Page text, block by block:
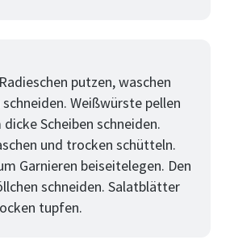
putzen, waschen
schneiden. Weißwürste pellen
Scheiben schneiden.
und trocken schütteln.
Garnieren beiseitelegen. Den
schneiden. Salatblätter
tupfen.